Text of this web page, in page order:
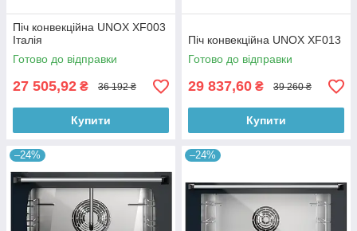
Піч конвекційна UNOX XF003
Італія
Готово до відправки
27 505,92 ₴ 36 192 ₴
Купити
Піч конвекційна UNOX XF013
Готово до відправки
29 837,60 ₴ 39 260 ₴
Купити
–24% –24%